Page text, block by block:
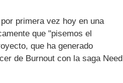
primera vez hoy en una
que "pisemos el
que ha generado
de Burnout con la saga Need